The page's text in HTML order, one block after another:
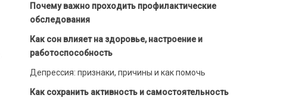
Почему важно проходить профилактические
обследования
Как сон влияет на здоровье, настроение и
работоспособность
Депрессия: признаки, причины и как помочь
Как сохранить активность и самостоятельность